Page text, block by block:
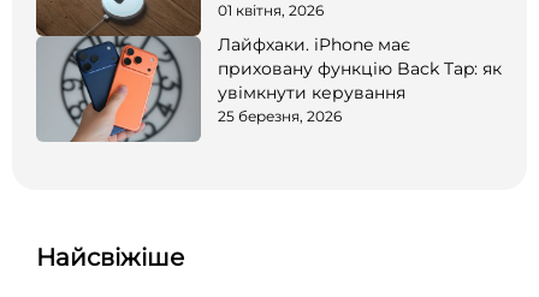
01 квітня, 2026
Лайфхаки. iPhone має
приховану функцію Back Tap: як
увімкнути керування
25 березня, 2026
Найсвіжіше